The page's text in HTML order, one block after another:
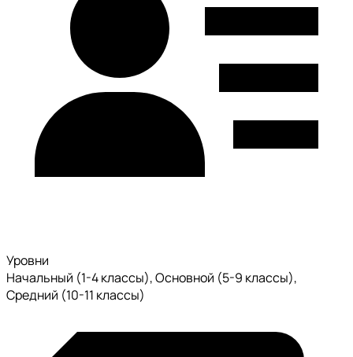
Уровни
Начальный (1-4 классы), Основной (5-9 классы),
Средний (10-11 классы)